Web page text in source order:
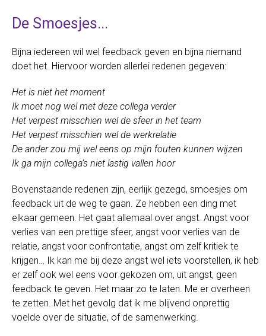
De Smoesjes...
Bijna iedereen wil wel feedback geven en bijna niemand
doet het. Hiervoor worden allerlei redenen gegeven:
Het is niet het moment
Ik moet nog wel met deze collega verder
Het verpest misschien wel de sfeer in het team
Het verpest misschien wel de werkrelatie
De ander zou mij wel eens op mijn fouten kunnen wijzen
Ik ga mijn collega’s niet lastig vallen hoor
Bovenstaande redenen zijn, eerlijk gezegd, smoesjes om
feedback uit de weg te gaan. Ze hebben een ding met
elkaar gemeen. Het gaat allemaal over angst. Angst voor
verlies van een prettige sfeer, angst voor verlies van de
relatie, angst voor confrontatie, angst om zelf kritiek te
krijgen… Ik kan me bij deze angst wel iets voorstellen, ik heb
er zelf ook wel eens voor gekozen om, uit angst, geen
feedback te geven. Het maar zo te laten. Me er overheen
te zetten. Met het gevolg dat ik me blijvend onprettig
voelde over de situatie, of de samenwerking.